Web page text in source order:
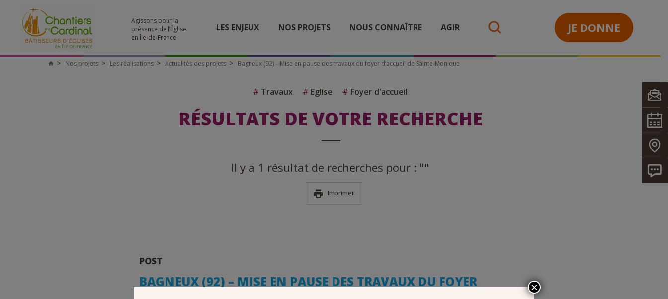
Agissons pour la
présence de l’Église
en Île-de-France
LES ENJEUX NOS PROJETS NOUS CONNAÎTRE AGIR JE DONNE
Nos projets Les réalisations Actualités des projets Bagneux (92) – Mise en pause des travaux du foyer d’accueil de Sainte-Monique
# Travaux # Eglise # Foyer d'accueil
RÉSULTATS DE VOTRE RECHERCHE
Il y a 1 résultat de recherches pour : ""
Imprimer
POST
BAGNEUX (92) – MISE EN PAUSE DES TRAVAUX DU FOYER
×